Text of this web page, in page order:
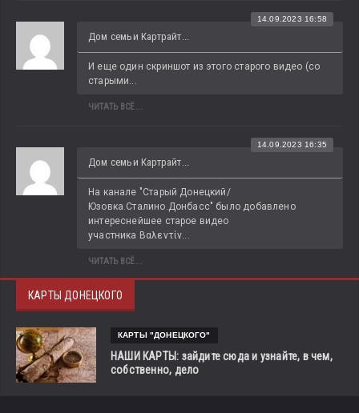
Дом семьи Картрайт...
14.09.2023 16:58
И еще один скриншот из этого старого видео (со
старыми...
ЧИТАТЬ ВСЁ...
Дом семьи Картрайт...
14.09.2023 16:35
На канале "Старый Донецкий/
Юзовка.Сталино.Донбасс" было добавлено
интереснейшее старое видео
участника Βαλεντίν...
ЧИТАТЬ ВСЁ...
КАРТЫ ДОНЕЦКОГО
КАРТЫ "ДОНЕЦКОГО"
НАШИ КАРТЫ: зайдите сюда и узнайте, в чем,
собственно, дело